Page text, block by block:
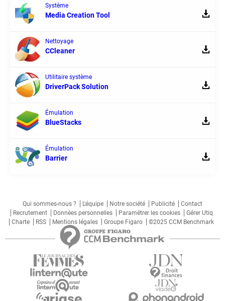
Système
Media Creation Tool
Nettoyage
CCleaner
Utilitaire système
DriverPack Solution
Émulation
BlueStacks
Émulation
Barrier
Qui sommes-nous ? L'équipe Notre société Publicité
Contact
Recrutement
Données personnelles Paramétrer les cookies
Gérer Utiq
Charte
RSS Mentions légales Groupe Figaro ©2025 CCM Benchmark